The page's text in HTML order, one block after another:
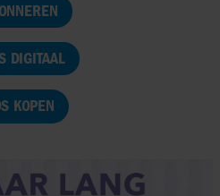
DIGITAAL
KOPEN